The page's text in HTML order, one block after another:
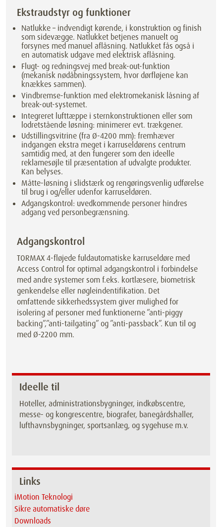
Ekstraudstyr og funktioner
Natlukke – indvendigt kørende, i konstruktion og finish
som sidevægge. Natlukket betjenes manuelt og
forsynes med manuel aflåsning. Natlukket fås også i
en automatisk udgave med elektrisk aflåsning.
Flugt- og redningsvej med break-out-funktion
(mekanisk nødåbningssystem, hvor dørfløjene kan
knækkes sammen).
Vindbremse-funktion med elektromekanisk låsning af
break-out-systemet.
Integreret lufttæppe i sternkonstruktionen eller som
lodretstående løsning: minimerer evt. trækgener.
Udstillingsvitrine (fra Ø-4200 mm): fremhæver
indgangen ekstra meget i karruseldørens centrum
samtidig med, at den fungerer som den ideelle
reklamesøjle til præsentation af udvalgte produkter.
Kan belyses.
Måtte-løsning i slidstærk og rengøringsvenlig udførelse
til brug i og/eller udenfor karruseldøren.
Adgangskontrol: uvedkommende personer hindres
adgang ved personbegrænsning.
Adgangskontrol
TORMAX 4-fløjede fuldautomatiske karruseldøre med
Access Control for optimal adgangskontrol i forbindelse
med andre systemer som f.eks. kortlæsere, biometrisk
genkendelse eller nøgleindentifikation. Det
omfattende sikkerhedssystem giver mulighed for
isolering af personer med funktionerne ”anti-piggy
backing”,”anti-tailgating” og ”anti-passback”. Kun til og
med Ø-2200 mm.
Ideelle til
Hoteller, administrationsbygninger, indkøbscentre,
messe- og kongrescentre, biografer, banegårdshaller,
lufthavnsbygninger, sportsanlæg, og sygehuse m.v.
Links
iMotion Teknologi
Sikre automatiske døre
Downloads